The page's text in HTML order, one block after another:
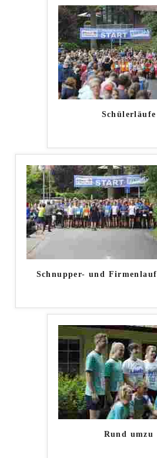
Schülerläufe
Schnupper- und Firmenlauf
Rund umzu